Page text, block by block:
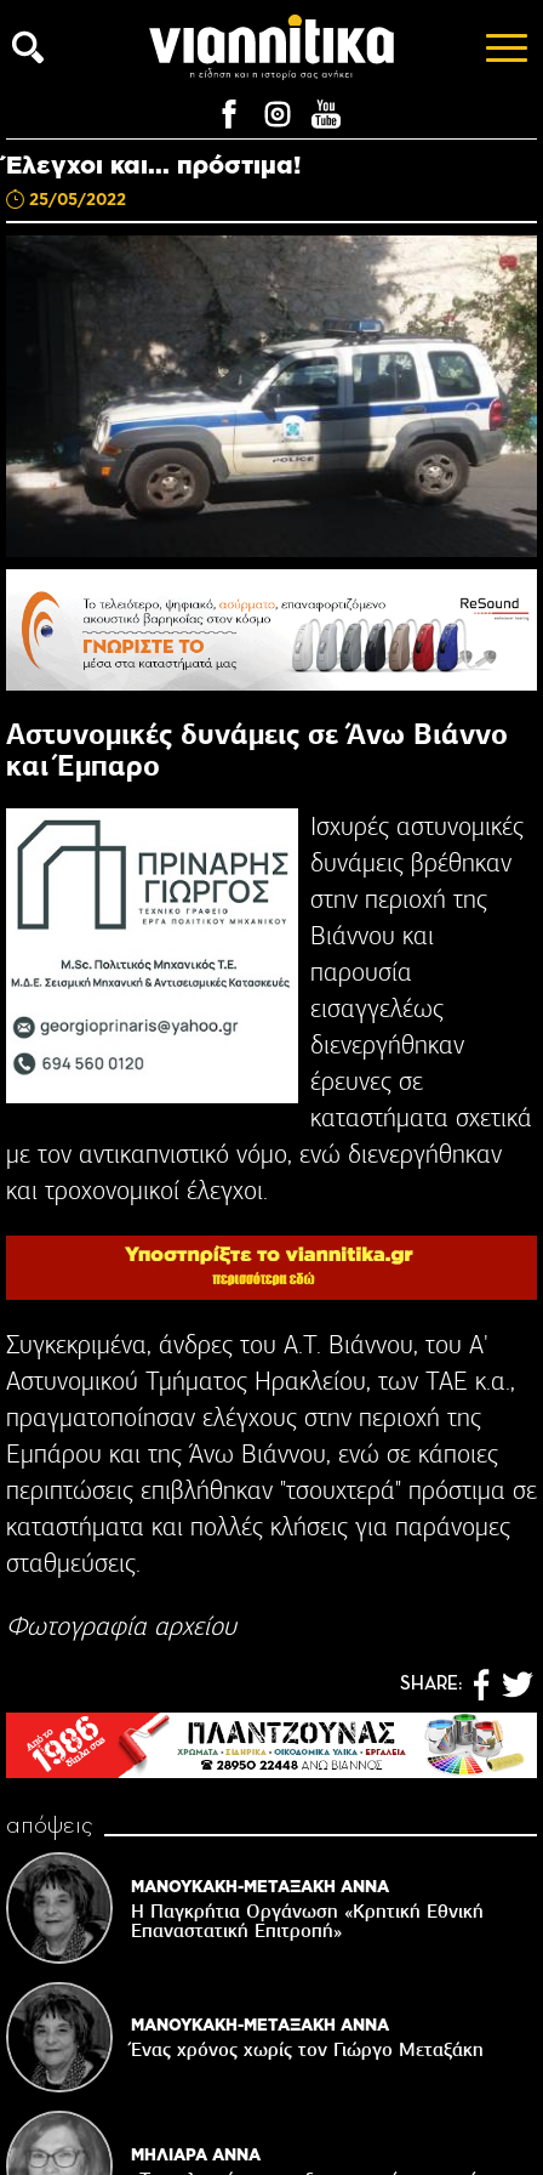
Έλεγχοι και... πρόστιμα!
25/05/2022
Αστυνομικές δυνάμεις σε Άνω Βιάννο
και Έμπαρο
Ισχυρές αστυνομικές
δυνάμεις βρέθηκαν
στην περιοχή της
Βιάννου και
παρουσία
εισαγγελέως
διενεργήθηκαν
έρευνες σε
καταστήματα σχετικά
με τον αντικαπνιστικό νόμο, ενώ διενεργήθηκαν
και τροχονομικοί έλεγχοι.
Συγκεκριμένα, άνδρες του Α.Τ. Βιάννου, του Α'
Αστυνομικού Τμήματος Ηρακλείου, των ΤΑΕ κ.α.,
πραγματοποίησαν ελέγχους στην περιοχή της
Εμπάρου και της Άνω Βιάννου, ενώ σε κάποιες
περιπτώσεις επιβλήθηκαν "τσουχτερά" πρόστιμα σε
καταστήματα και πολλές κλήσεις για παράνομες
σταθμεύσεις.
Φωτογραφία αρχείου
SHARE:
απόψεις
ΜΑΝΟΥΚΑΚΗ-ΜΕΤΑΞΑΚΗ ΑΝΝΑ
Η Παγκρήτια Οργάνωση «Κρητική Εθνική
Επαναστατική Eπιτροπή»
ΜΑΝΟΥΚΑΚΗ-ΜΕΤΑΞΑΚΗ ΑΝΝΑ
Ένας χρόνος χωρίς τον Γιώργο Μεταξάκη
ΜΗΛΙΑΡΑ ΑΝΝΑ